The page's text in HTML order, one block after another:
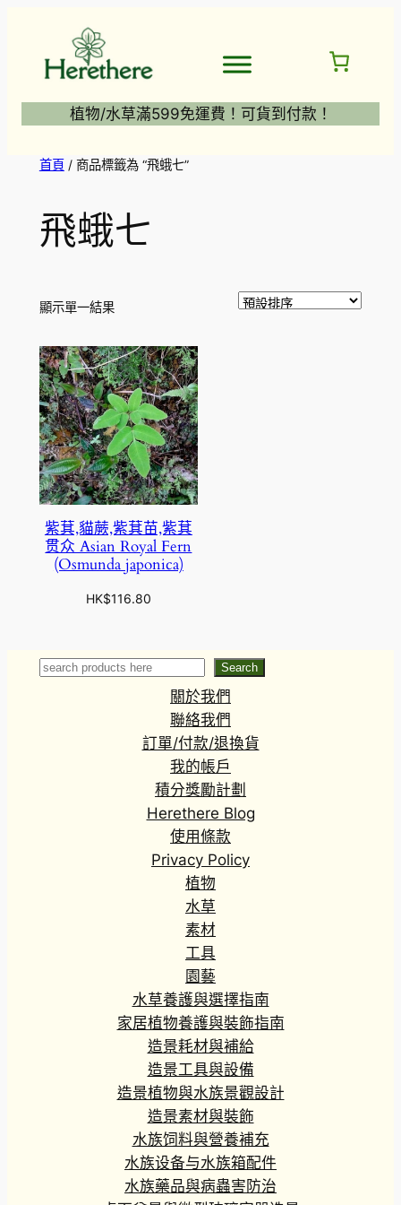
植物/水草滿599免運費！可貨到付款！
首頁/ 商品標籤為 “飛蛾七”
飛蛾七
顯示單一結果
紫萁,貓蕨,紫萁苗,紫萁
贯众 Asian Royal Fern
(Osmunda japonica)
HK$116.80
Search Search
關於我們
聯絡我們
訂單/付款/退換貨
我的帳戶
積分獎勵計劃
Herethere Blog
使用條款
Privacy Policy
植物
水草
素材
工具
園藝
水草養護與選擇指南
家居植物養護與裝飾指南
造景耗材與補給
造景工具與設備
造景植物與水族景觀設計
造景素材與裝飾
水族饲料與營養補充
水族设备与水族箱配件
水族藥品與病蟲害防治